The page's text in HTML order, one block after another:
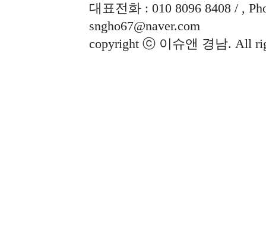
대표전화 : 010 8096 8408 / ,
sngho67@naver.com
copyright ⓒ 이슈앤 경남. All